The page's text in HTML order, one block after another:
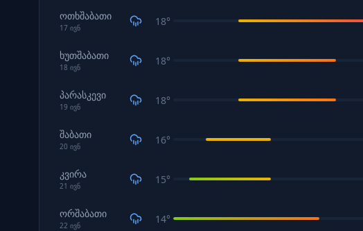
ოთხშაბათი
17 ივნ 18°
ხუთშაბათი
18 ივნ 18°
პარასკევი
19 ივნ 18°
შაბათი
20 ივნ 16°
კვირა
21 ივნ 15°
ორშაბათი
22 ივნ 14°